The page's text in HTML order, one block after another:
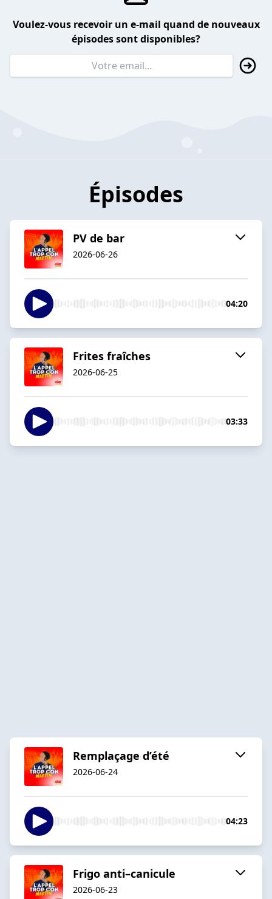
Voulez-vous recevoir un e-mail quand de nouveaux
épisodes sont disponibles?
Épisodes
PV de bar
2026-06-26
04:20
Frites fraîches
2026-06-25
03:33
Remplaçage d’été
2026-06-24
04:23
Frigo anti–canicule
2026-06-23